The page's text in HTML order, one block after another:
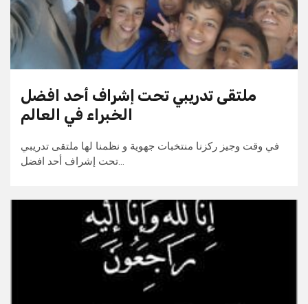
ملتقى تدريبي تحت إشراف أحد افضل
الخبراء في العالم
في وقت وجيز ركزنا منتخبات جهوية و نظمنا لها ملتقى تدريبي
تحت إشراف أحد افضل…